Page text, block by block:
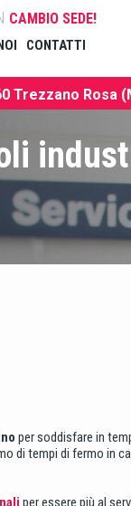
CAMBIO SEDE!
CONTATTI
Trezzano Rosa
per soddisfare in
di tempi di fermo in
per essere più al